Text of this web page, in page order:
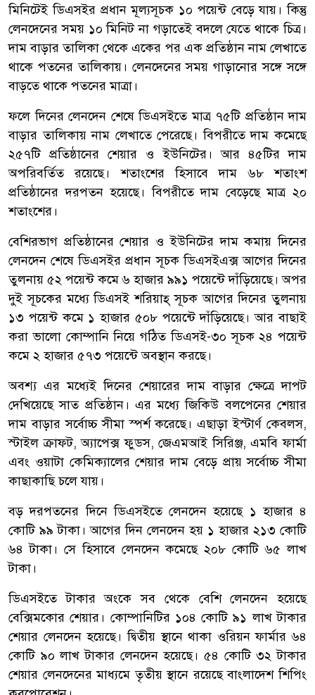
মিনিটেই ডিএসইর প্রধান মূল্যসূচক ১০ পয়েন্ট বেড়ে যায়। কিন্তু
লেনদেনের সময় ১০ মিনিট না গড়াতেই বদলে যেতে থাকে চিত্র।
দাম বাড়ার তালিকা থেকে একের পর এক প্রতিষ্ঠান নাম লেখাতে
থাকে পতনের তালিকায়। লেনদেনের সময় গাড়ানোর সঙ্গে সঙ্গে
বাড়তে থাকে পতনের মাত্রা।
ফলে দিনের লেনদেন শেষে ডিএসইতে মাত্র ৭৫টি প্রতিষ্ঠান দাম
বাড়ার তালিকায় নাম লেখাতে পেরেছে। বিপরীতে দাম কমেছে
২৫৭টি প্রতিষ্ঠানের শেয়ার ও ইউনিটের। আর ৪৫টির দাম
অপরিবর্তিত রয়েছে। শতাংশের হিসাবে দাম ৬৮ শতাংশ
প্রতিষ্ঠানের দরপতন হয়েছে। বিপরীতে দাম বেড়েছে মাত্র ২০
শতাংশের।
বেশিরভাগ প্রতিষ্ঠানের শেয়ার ও ইউনিটের দাম কমায় দিনের
লেনদেন শেষে ডিএসইর প্রধান সূচক ডিএসইএক্স আগের দিনের
তুলনায় ৫২ পয়েন্ট কমে ৬ হাজার ৯৯১ পয়েন্টে দাঁড়িয়েছে। অপর
দুই সূচকের মধ্যে ডিএসই শরিয়াহ্ সূচক আগের দিনের তুলনায়
১৩ পয়েন্ট কমে ১ হাজার ৫০৮ পয়েন্টে দাঁড়িয়েছে। আর বাছাই
করা ভালো কোম্পানি নিয়ে গঠিত ডিএসই-৩০ সূচক ২৪ পয়েন্ট
কমে ২ হাজার ৫৭৩ পয়েন্টে অবস্থান করছে।
অবশ্য এর মধ্যেই দিনের শেয়ারের দাম বাড়ার ক্ষেত্রে দাপট
দেখিয়েছে সাত প্রতিষ্ঠান। এর মধ্যে জিকিউ বলপেনের শেয়ার
দাম বাড়ার সর্বোচ্চ সীমা স্পর্শ করেছে। এছাড়া ইস্টার্ণ কেবলস,
স্টাইল ক্রাফট, অ্যাপেক্স ফুডস, জেএমআই সিরিঞ্জ, এমবি ফার্মা
এবং ওয়াটা কেমিক্যালের শেয়ার দাম বেড়ে প্রায় সর্বোচ্চ সীমা
কাছাকাছি চলে যায়।
বড় দরপতনের দিনে ডিএসইতে লেনদেন হয়েছে ১ হাজার ৪
কোটি ৯৯ টাকা। আগের দিন লেনদেন হয় ১ হাজার ২১৩ কোটি
৬৪ টাকা। সে হিসাবে লেনদেন কমেছে ২০৮ কোটি ৬৫ লাখ
টাকা।
ডিএসইতে টাকার অংকে সব থেকে বেশি লেনদেন হয়েছে
বেক্সিমকোর শেয়ার। কোম্পানিটির ১০৪ কোটি ৯১ লাখ টাকার
শেয়ার লেনদেন হয়েছে। দ্বিতীয় স্থানে থাকা ওরিয়ন ফার্মার ৬৪
কোটি ৯০ লাখ টাকার লেনদেন হয়েছে। ৫৪ কোটি ৩২ টাকার
শেয়ার লেনদেনের মাধ্যমে তৃতীয় স্থানে রয়েছে বাংলাদেশ শিপিং